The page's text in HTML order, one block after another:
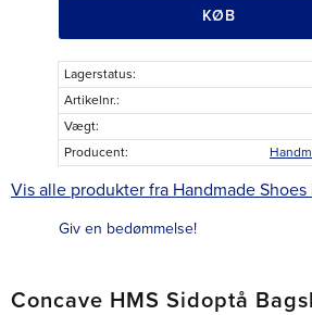
KØB
Lagerstatus
Artikelnr.
Vægt
Producent
Vis alle produkter fra Handmade Shoes
Giv en bedømmelse!
Concave HMS Sidoptå